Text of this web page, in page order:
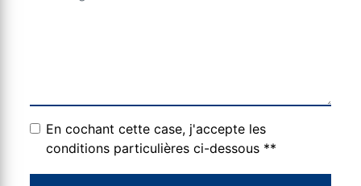
En cochant cette case, j'accepte les
conditions particulières ci-dessous **